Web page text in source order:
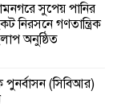
সুপেয় পানির
নিরসনে গণতান্ত্রিক
অনুষ্ঠিত
পুনর্বাসন (সিবিআর)